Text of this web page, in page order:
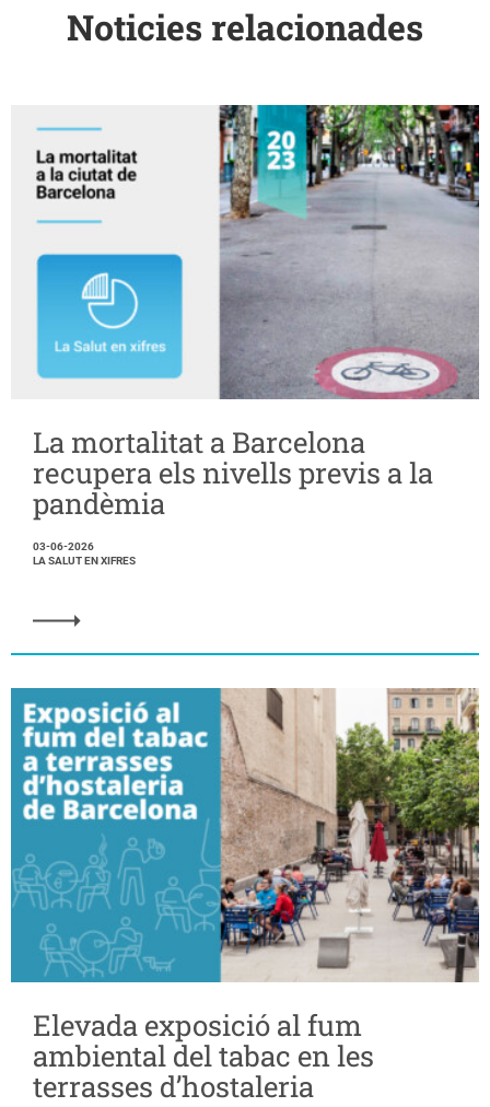
Noticies relacionades
La mortalitat a Barcelona
recupera els nivells previs a la
pandèmia
03-06-2026
LA SALUT EN XIFRES
Elevada exposició al fum
ambiental del tabac en les
terrasses d’hostaleria